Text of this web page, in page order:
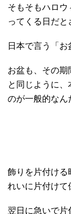
そもそもハロ
ってくる日だと
日本で言う「お
お盆も、その
と同じように
のが一般的なん
飾りを片付ける
れいに片付けて
翌日に急いで片